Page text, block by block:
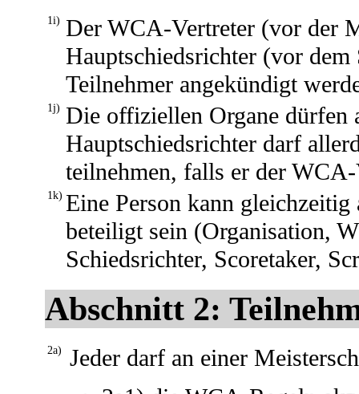
1i) Der WCA-Vertreter (vor der
Hauptschiedsrichter (vor
Teilnehmer angekündigt
1j) Die offiziellen Organe dürfen
Hauptschiedsrichter darf
teilnehmen, falls er der
1k) Eine Person kann
beteiligt sein (Organisation,
Schiedsrichter, Scoretaker,
Abschnitt 2:
2a)
Jeder darf an einer